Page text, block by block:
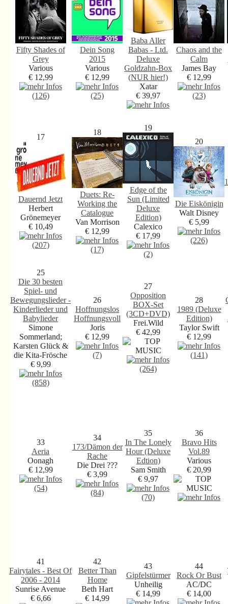
Fifty Shades of
Grey
Various
€ 12,99
(126)
Dein Song
2015
Various
€ 12,99
(25)
Baba Aller
Babas - Ltd.
Deluxe
Goldzahn-Box
(NUR hier!)
Xatar
€ 39,97
Chaos and the
Calm
James Bay
€ 12,99
(23)
17
Dauernd Jetzt
Herbert
Grönemeyer
€ 10,49
(207)
18
Duets: Re-
Working the
Catalogue
Van Morrison
€ 12,99
(17)
19
Edge of the
Sun (Limited
Deluxe
Edition)
Calexico
€ 17,99
(2)
20
Die Eiskönigin
Walt Disney
€ 5,99
(226)
25
Die 30 besten
Spiel- und
Bewegungslieder -
Kinderlieder und
Babylieder
Simone
Sommerland;
Karsten Glück &
die Kita-Frösche
€ 9,99
(858)
26
Hoffnungslos
Hoffnungsvoll
Joris
€ 12,99
(7)
27
Opposition
BOX-Set
(3CD+DVD)
Frei.Wild
€ 42,99
(264)
28
1989 (Deluxe
Edition)
Taylor Swift
€ 12,99
(141)
33
Aeria
Oonagh
€ 12,99
(54)
34
173/Dämon der
Rache
Die Drei ???
€ 3,99
(84)
35
In The Lonely
Hour (Deluxe
Edtion)
Sam Smith
€ 9,97
(70)
36
Bravo Hits
Vol.89
Various
€ 20,99
41
Fairytales - Best Of
2006 - 2014
Sunrise Avenue
€ 6,66
42
Better Than
Home
Beth Hart
€ 14,99
43
Gipfelstürmer
Unheilig
€ 14,99
44
Rock Or Bust
AC/DC
€ 14,00